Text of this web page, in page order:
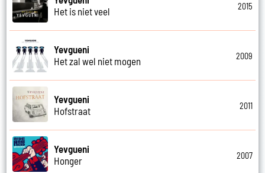
Het is niet veel
2015
Yevgueni
Het zal wel niet mogen
2009
Yevgueni
Hofstraat
2011
Yevgueni
Honger
2007